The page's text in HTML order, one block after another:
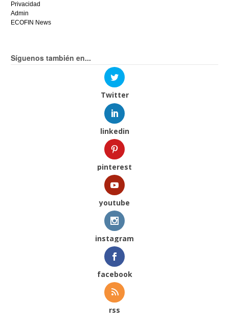
Privacidad
Admin
ECOFIN News
Síguenos también en...
Twitter
linkedin
pinterest
youtube
instagram
facebook
rss